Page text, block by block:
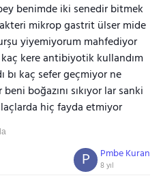
benimde iki senedir bitmek
mikrop gastrit ülser mide
yiyemiyorum mahfediyor
kere antibiyotik kullandım
bı kaç sefer geçmiyor ne
boğazını sıkıyor lar sanki
hiç fayda etmiyor
Pmbe Kuran
8 yıl
P